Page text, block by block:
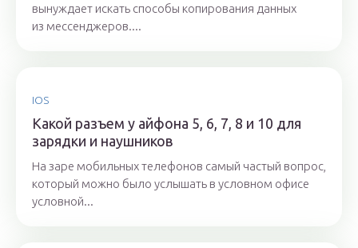
вынуждает искать способы копирования данных
из мессенджеров....
IOS
Какой разъем у айфона 5, 6, 7, 8 и 10 для
зарядки и наушников
На заре мобильных телефонов самый частый вопрос,
который можно было услышать в условном офисе
условной...